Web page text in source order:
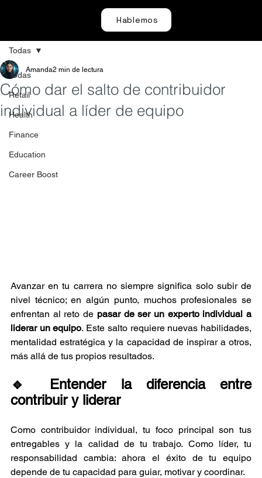
Hablemos
Todas
Retail
Health
Finance
Education
Career Boost
Todas
Cómo dar el salto de contribuidor
individual a líder de equipo
Amanda2 min de lectura
Avanzar en tu carrera no siempre significa solo subir de
nivel técnico; en algún punto, muchos profesionales se
enfrentan al reto de pasar de ser un experto individual a
liderar un equipo. Este salto requiere nuevas habilidades,
mentalidad estratégica y la capacidad de inspirar a otros,
más allá de tus propios resultados.
🔹 Entender la diferencia entre
contribuir y liderar
Como contribuidor individual, tu foco principal son tus
entregables y la calidad de tu trabajo. Como líder, tu
responsabilidad cambia: ahora el éxito de tu equipo
depende de tu capacidad para guiar, motivar y coordinar.